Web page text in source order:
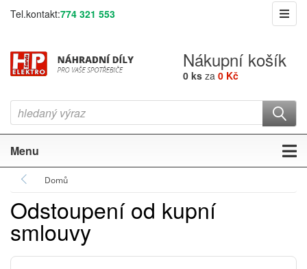
Tel.kontakt:774 321 553
Nákupní košík
0 ks za 0 Kč
Menu
Domů
Odstoupení od kupní
smlouvy